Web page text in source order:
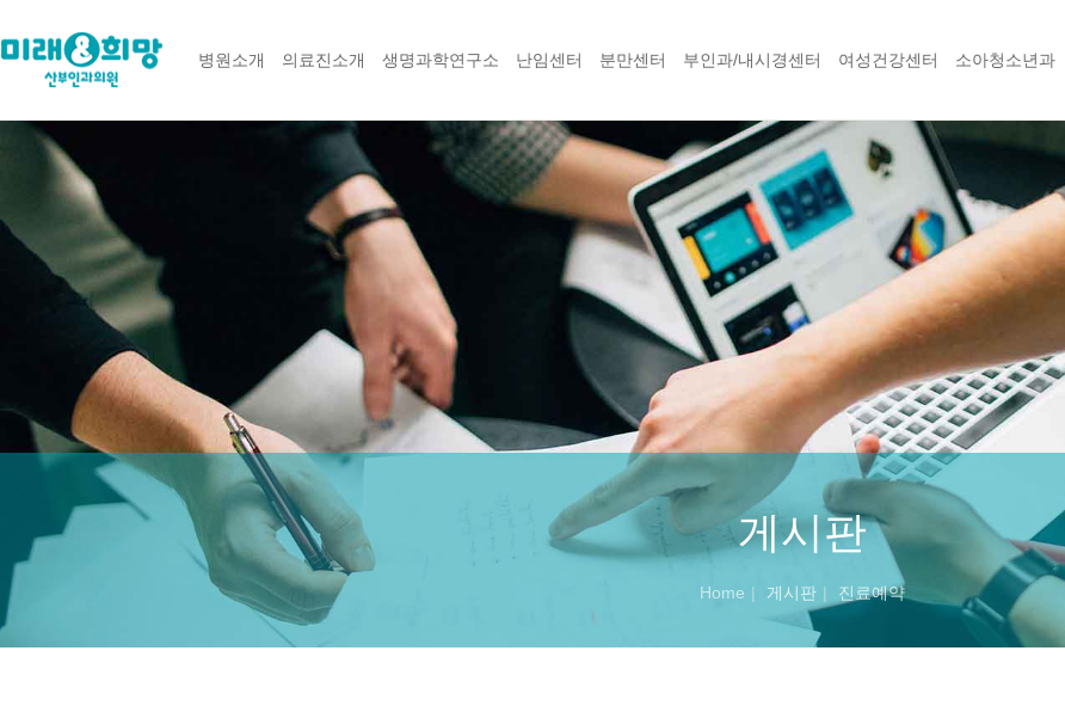
병원소개 의료진소개 생명과학연구소 난임센터 분만센터 부인과/내시경센터 여성건강센터 소아청소년과
게시판
Home 게시판 진료예약